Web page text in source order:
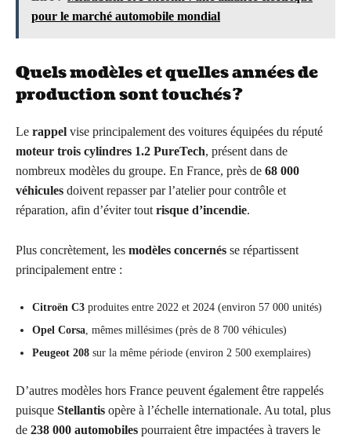
pour le marché automobile mondial
Quels modèles et quelles années de
production sont touchés ?
Le rappel vise principalement des voitures équipées du réputé
moteur trois cylindres 1.2 PureTech, présent dans de
nombreux modèles du groupe. En France, près de 68 000
véhicules doivent repasser par l’atelier pour contrôle et
réparation, afin d’éviter tout risque d’incendie.
Plus concrètement, les modèles concernés se répartissent
principalement entre :
Citroën C3 produites entre 2022 et 2024 (environ 57 000 unités)
Opel Corsa, mêmes millésimes (près de 8 700 véhicules)
Peugeot 208 sur la même période (environ 2 500 exemplaires)
D’autres modèles hors France peuvent également être rappelés
puisque Stellantis opère à l’échelle internationale. Au total, plus
de 238 000 automobiles pourraient être impactées à travers le